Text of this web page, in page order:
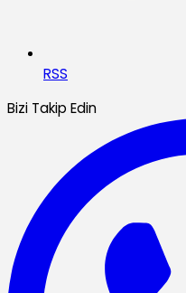
RSS
Bizi Takip Edin